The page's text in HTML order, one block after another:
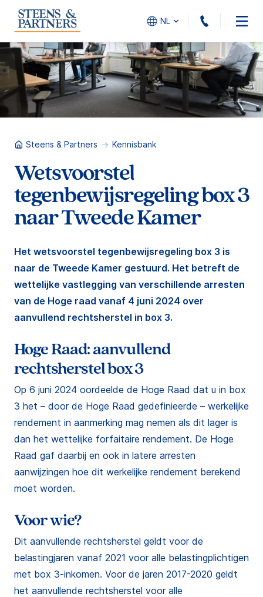
NL 010 -
Steens & Partners Kennisbank
Wetsvoorstel
tegenbewijsregeling box 3
naar Tweede Kamer
Het wetsvoorstel tegenbewijsregeling box 3 is
naar de Tweede Kamer gestuurd. Het betreft de
wettelijke vastlegging van verschillende arresten
van de Hoge raad vanaf 4 juni 2024 over
aanvullend rechtsherstel in box 3.
Hoge Raad: aanvullend
rechtsherstel box 3
Op 6 juni 2024 oordeelde de Hoge Raad dat u in box
3 het – door de Hoge Raad gedefinieerde – werkelijke
rendement in aanmerking mag nemen als dit lager is
dan het wettelijke forfaitaire rendement. De Hoge
Raad gaf daarbij en ook in latere arresten
aanwijzingen hoe dit werkelijke rendement berekend
moet worden.
Voor wie?
Dit aanvullende rechtsherstel geldt voor de
belastingjaren vanaf 2021 voor alle belastingplichtigen
met box 3-inkomen. Voor de jaren 2017-2020 geldt
het aanvullende rechtsherstel voor alle